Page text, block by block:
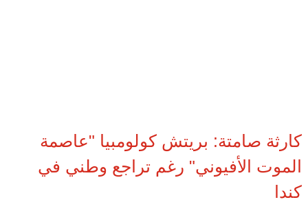
كارثة صامتة: بريتش كولومبيا "عاصمة
الموت الأفيوني" رغم تراجع وطني في
كندا